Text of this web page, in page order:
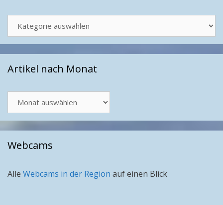
Artikel nach Monat
nach
Monat
Webcams
Alle Webcams in der Region auf einen Blick